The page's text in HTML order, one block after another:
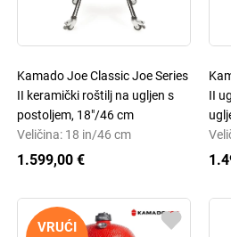
Kamado Joe Classic Joe Series
II keramički roštilj na ugljen s
postoljem, 18"/46 cm
Veličina: 18 in/46 cm
1.599,00 €
II
VRUĆI